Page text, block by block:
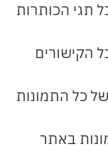
תגי הכותרות
הקישורים
כל התמונות
באתר